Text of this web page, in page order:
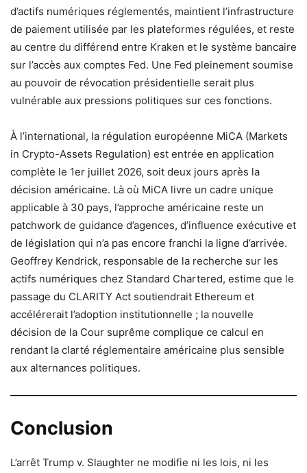
d’actifs numériques réglementés, maintient l’infrastructure
de paiement utilisée par les plateformes régulées, et reste
au centre du différend entre Kraken et le système bancaire
sur l’accès aux comptes Fed. Une Fed pleinement soumise
au pouvoir de révocation présidentielle serait plus
vulnérable aux pressions politiques sur ces fonctions.
À l’international, la régulation européenne MiCA (Markets
in Crypto-Assets Regulation) est entrée en application
complète le 1er juillet 2026, soit deux jours après la
décision américaine. Là où MiCA livre un cadre unique
applicable à 30 pays, l’approche américaine reste un
patchwork de guidance d’agences, d’influence exécutive et
de législation qui n’a pas encore franchi la ligne d’arrivée.
Geoffrey Kendrick, responsable de la recherche sur les
actifs numériques chez Standard Chartered, estime que le
passage du CLARITY Act soutiendrait Ethereum et
accélérerait l’adoption institutionnelle ; la nouvelle
décision de la Cour suprême complique ce calcul en
rendant la clarté réglementaire américaine plus sensible
aux alternances politiques.
Conclusion
L’arrêt Trump v. Slaughter ne modifie ni les lois, ni les